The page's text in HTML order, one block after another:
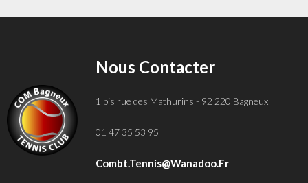
Nous Contacter
1 bis rue des Mathurins - 92 220 Bagneux
01 47 35 53 95
Combt.tennis@wanadoo.fr